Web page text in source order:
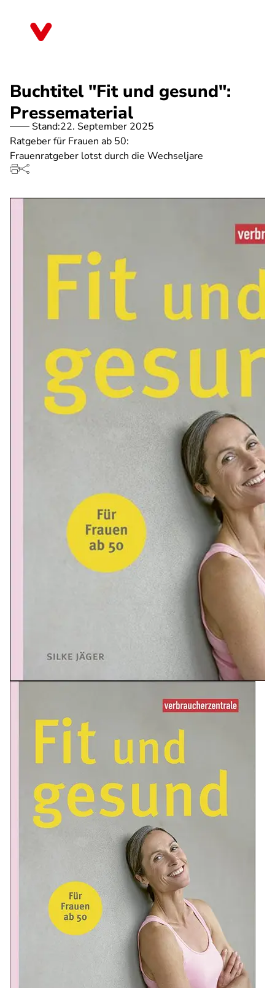
Buchtitel "Fit und gesund":
Pressematerial
Stand:22. September 2025
Ratgeber für Frauen ab 50:
Frauenratgeber lotst durch die Wechseljare